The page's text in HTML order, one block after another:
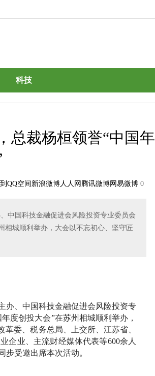
科技
总裁杨桓领誉“中国年
QQ空间 新浪微博人人网 腾讯微博网易微博 0
中国科技金融促进会风险投资专业委员会
相城顺利举办，大会以不忘初心、坚守匠
办、中国科技金融促进会风险投资专
度创投大会”在苏州相城顺利举办，
委、税务总局、上交所、江苏省、
企业、主流财经媒体代表等600余人
受邀出席本次活动。